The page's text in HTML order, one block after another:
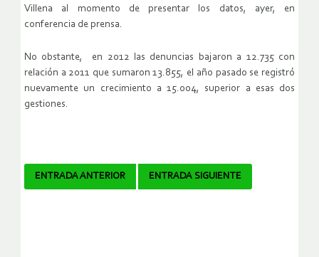
Villena al momento de presentar los datos, ayer, en
conferencia de prensa.
No obstante, en 2012 las denuncias bajaron a 12.735 con
relación a 2011 que sumaron 13.855, el año pasado se registró
nuevamente un crecimiento a 15.004, superior a esas dos
gestiones.
Navegador
ENTRADA ANTERIOR ENTRADA SIGUIENTE